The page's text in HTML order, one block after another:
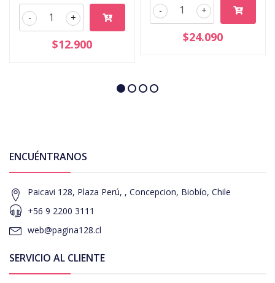
+
-
$12.900
+
-
$24.090
ENCUÉNTRANOS
Paicavi 128, Plaza Perú, , Concepcion, Biobío, Chile
+56 9 2200 3111
web@pagina128.cl
SERVICIO AL CLIENTE